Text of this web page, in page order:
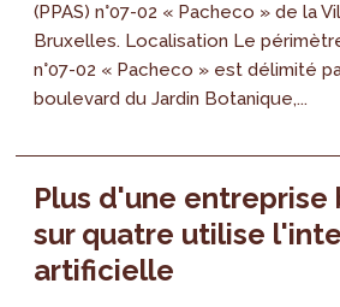
(PPAS) n°07-02 « Pacheco » de la
Bruxelles. Localisation Le
n°07-02 « Pacheco » est délimité
boulevard du Jardin Botanique,...
Plus d'une entreprise
sur quatre utilise
artificielle